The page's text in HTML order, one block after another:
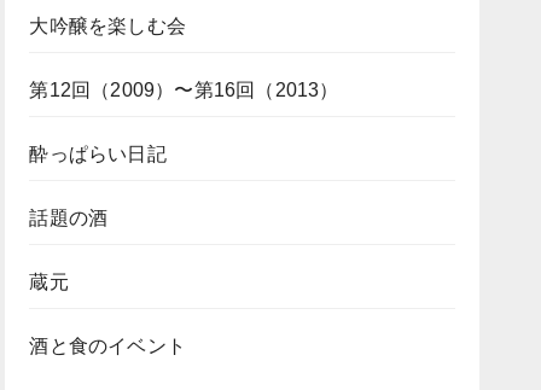
大吟醸を楽しむ会
第12回（2009）〜第16回（2013）
酔っぱらい日記
話題の酒
蔵元
酒と食のイベント